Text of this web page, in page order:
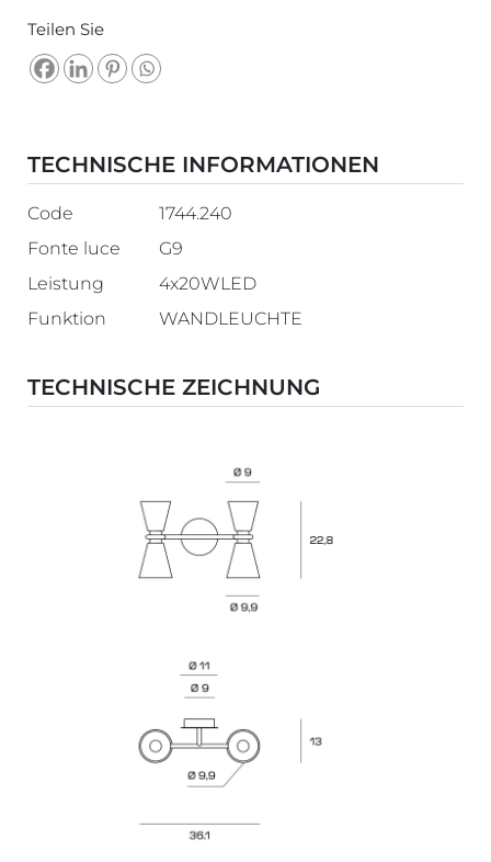
Teilen Sie
TECHNISCHE INFORMATIONEN
Code
1744.240
Fonte luce
G9
Leistung
4x20WLED
Funktion
WANDLEUCHTE
TECHNISCHE ZEICHNUNG